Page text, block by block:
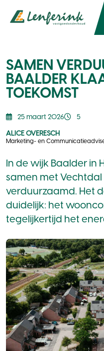
SAMEN
BAALDER
TOEKOMST
ALICE OVERESCH
Marketing- en
25 maart 2026 5
In de wijk Baalder
samen met
verduurzaamd. Het
duidelijk: het
tegelijkertijd het